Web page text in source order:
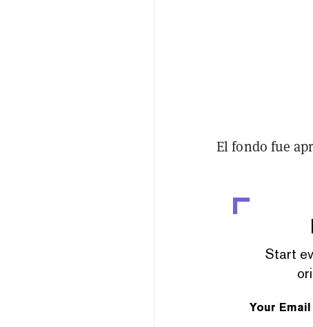
El fondo fue
Start
Your Email